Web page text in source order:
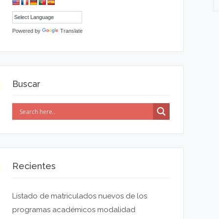
Powered by Translate
Buscar
Recientes
Listado de matriculados nuevos de los
programas académicos modalidad